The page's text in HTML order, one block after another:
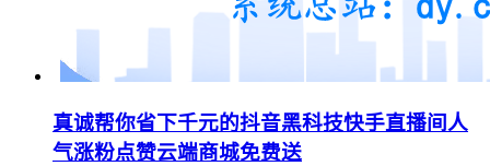
真诚帮你省下千元的抖音黑科技快手直播间人
气涨粉点赞云端商城免费送